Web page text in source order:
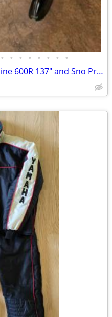
• • • • • • • •
(2) 2025 SkiDoo MXZ Adrenaline 600R 137" and Sno Pro Trailer